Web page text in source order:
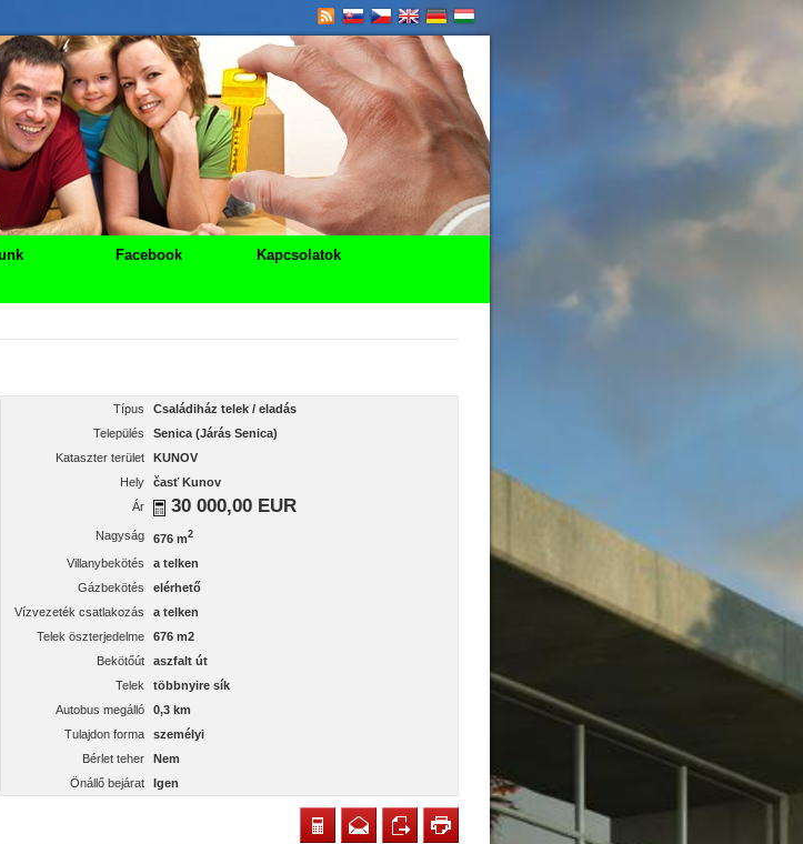
Facebook Kapcsolatok
Típus
Családiház telek / eladás
Település
Senica (Járás Senica)
Kataszter terület
KUNOV
Hely
časť Kunov
Ár
30 000,00 EUR
Nagyság 676 m2
Villanybekötés
a telken
Gázbekötés
elérhető
Vízvezeték csatlakozás
a telken
Telek öszterjedelme
676 m2
Bekötőút
aszfalt út
Telek
többnyire sík
Autobus megálló
0,3 km
Tulajdon forma
személyi
Bérlet teher
Nem
Önállő bejárat
Igen